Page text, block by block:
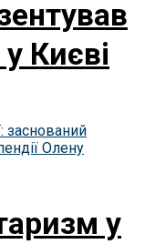
Києві
у